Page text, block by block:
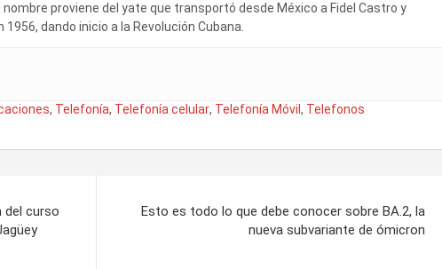
nombre proviene del yate que transportó desde México a Fidel Castro y
dando inicio a la Revolución Cubana.
, Telefonía, Telefonía celular, Telefonía Móvil , Telefonos
del curso
Esto es todo lo que debe conocer sobre BA.2, la
nueva subvariante de ómicron